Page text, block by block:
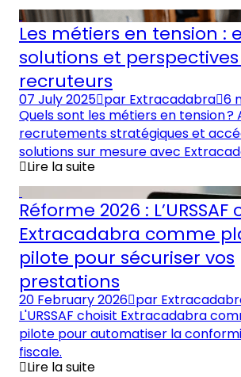
Les métiers en tension :
solutions et
recruteurs
07 July 2025 par Extracadabra 6
Quels sont les métiers en tension ?
recrutements stratégiques et
solutions sur mesure avec
Lire la suite
Réforme 2026 : L’URSSAF
Extracadabra comme
pilote pour sécuriser vos
prestations
20 February 2026 par
L'URSSAF choisit Extracadabra
pilote pour automatiser la
fiscale.
Lire la suite